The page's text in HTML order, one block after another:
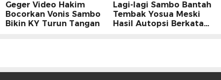
Geger Video Hakim
Bocorkan Vonis Sambo
Bikin KY Turun Tangan
Lagi-lagi Sambo Bantah
Tembak Yosua Meski
Hasil Autopsi Berkata